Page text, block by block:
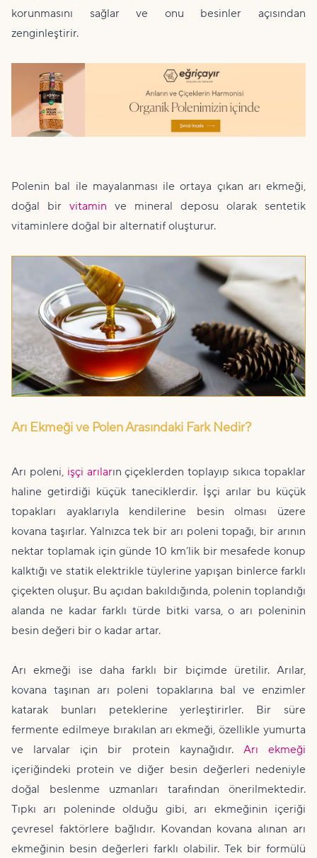
korunmasını sağlar ve onu besinler açısından
zenginleştirir.
Polenin bal ile mayalanması ile ortaya çıkan arı ekmeği,
doğal bir vitamin ve mineral deposu olarak sentetik
vitaminlere doğal bir alternatif oluşturur.
Arı Ekmeği ve Polen Arasındaki Fark Nedir?
Arı poleni, işçi arıların çiçeklerden toplayıp sıkıca topaklar
haline getirdiği küçük taneciklerdir. İşçi arılar bu küçük
topakları ayaklarıyla kendilerine besin olması üzere
kovana taşırlar. Yalnızca tek bir arı poleni topağı, bir arının
nektar toplamak için günde 10 km’lik bir mesafede konup
kalktığı ve statik elektrikle tüylerine yapışan binlerce farklı
çiçekten oluşur. Bu açıdan bakıldığında, polenin toplandığı
alanda ne kadar farklı türde bitki varsa, o arı poleninin
besin değeri bir o kadar artar.
Arı ekmeği ise daha farklı bir biçimde üretilir. Arılar,
kovana taşınan arı poleni topaklarına bal ve enzimler
katarak bunları peteklerine yerleştirirler. Bir süre
fermente edilmeye bırakılan arı ekmeği, özellikle yumurta
ve larvalar için bir protein kaynağıdır. Arı ekmeği
içeriğindeki protein ve diğer besin değerleri nedeniyle
doğal beslenme uzmanları tarafından önerilmektedir.
Tıpkı arı poleninde olduğu gibi, arı ekmeğinin içeriği
çevresel faktörlere bağlıdır. Kovandan kovana alınan arı
ekmeğinin besin değerleri farklı olabilir. Tek bir formülü